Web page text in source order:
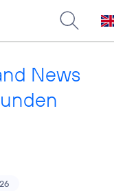
News